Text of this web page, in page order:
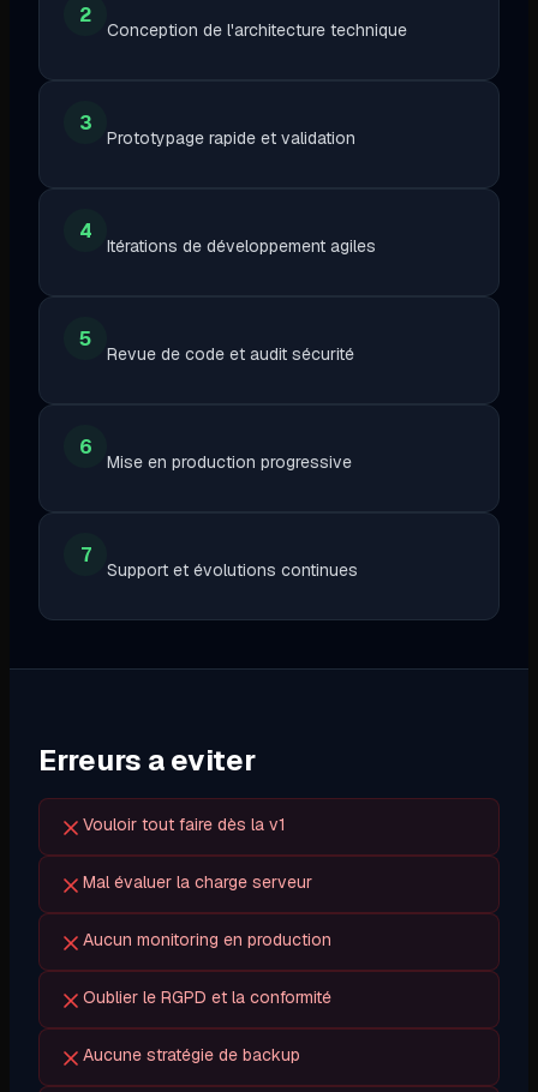
2
Conception de l'architecture technique
3
Prototypage rapide et validation
4
Itérations de développement agiles
5
Revue de code et audit sécurité
6
Mise en production progressive
7
Support et évolutions continues
Erreurs a eviter
Vouloir tout faire dès la v1
Mal évaluer la charge serveur
Aucun monitoring en production
Oublier le RGPD et la conformité
Aucune stratégie de backup